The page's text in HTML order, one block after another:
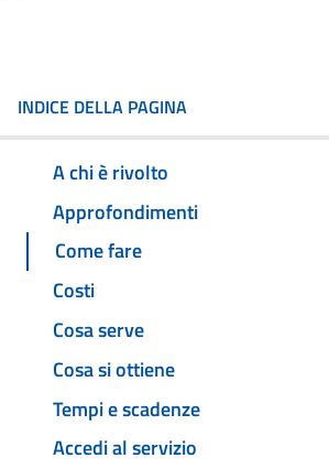
INDICE DELLA PAGINA
A chi è rivolto
Approfondimenti
Come fare
Costi
Cosa serve
Cosa si ottiene
Tempi e scadenze
Accedi al servizio